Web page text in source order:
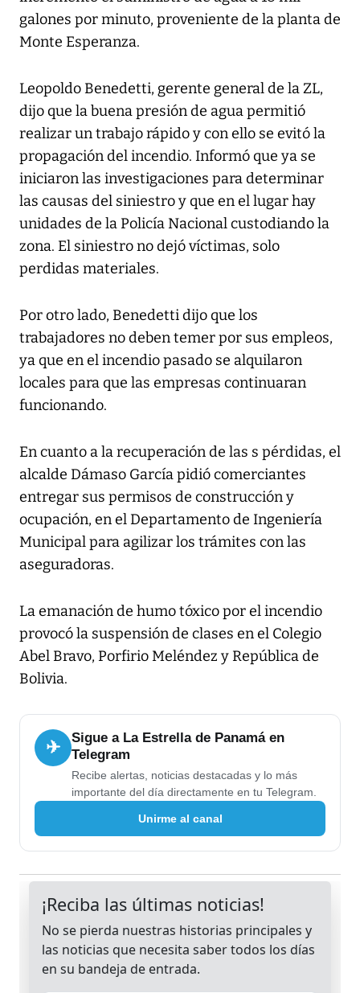
galones por minuto, proveniente de la planta de
Monte Esperanza.
Leopoldo Benedetti, gerente general de la ZL,
dijo que la buena presión de agua permitió
realizar un trabajo rápido y con ello se evitó la
propagación del incendio. Informó que ya se
iniciaron las investigaciones para determinar
las causas del siniestro y que en el lugar hay
unidades de la Policía Nacional custodiando la
zona. El siniestro no dejó víctimas, solo
perdidas materiales.
Por otro lado, Benedetti dijo que los
trabajadores no deben temer por sus empleos,
ya que en el incendio pasado se alquilaron
locales para que las empresas continuaran
funcionando.
En cuanto a la recuperación de las s pérdidas, el
alcalde Dámaso García pidió comerciantes
entregar sus permisos de construcción y
ocupación, en el Departamento de Ingeniería
Municipal para agilizar los trámites con las
aseguradoras.
La emanación de humo tóxico por el incendio
provocó la suspensión de clases en el Colegio
Abel Bravo, Porfirio Meléndez y República de
Bolivia.
✈
Sigue a La Estrella de Panamá en
Telegram
Recibe alertas, noticias destacadas y lo más
importante del día directamente en tu Telegram.
Unirme al canal